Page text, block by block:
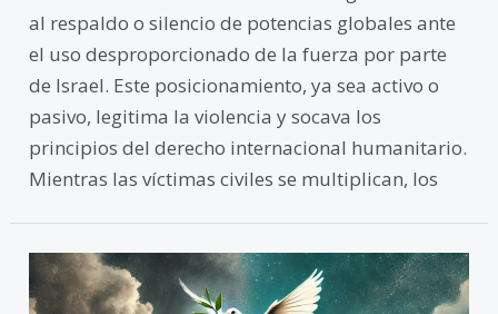
al respaldo o silencio de potencias globales ante
el uso desproporcionado de la fuerza por parte
de Israel. Este posicionamiento, ya sea activo o
pasivo, legitima la violencia y socava los
principios del derecho internacional humanitario.
Mientras las víctimas civiles se multiplican, los
El
alto